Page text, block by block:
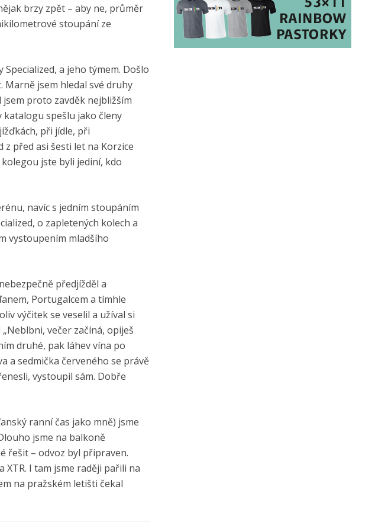
brzy zpět – aby ne, průměr
stoupání ze
a jeho týmem. Došlo
Marně jsem hledal své druhy
jsem proto zavděk nejbližším
katalogu spešlu jako členy
při jídle, při
z před asi šesti let na Korzice
jste byli jediní, kdo
navíc s jedním stoupáním
o zapletených kolech a
vystoupením mladšího
předjížděl a
Portugalcem a tímhle
výčitek se veselil a užíval si
večer začíná, opiješ
druhé, pak láhev vína po
a sedmička červeného se právě
vystoupil sám. Dobře
ranní čas jako mně) jsme
jsme na balkoně
řešit – odvoz byl připraven.
I tam jsme raději pařili na
na pražském letišti čekal